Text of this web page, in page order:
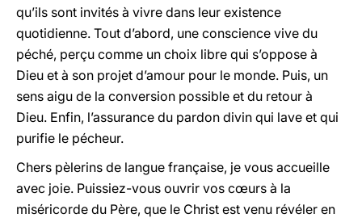
qu’ils sont invités à vivre dans leur existence
quotidienne. Tout d’abord, une conscience vive du
péché, perçu comme un choix libre qui s’oppose à
Dieu et à son projet d’amour pour le monde. Puis, un
sens aigu de la conversion possible et du retour à
Dieu. Enfin, l’assurance du pardon divin qui lave et qui
purifie le pécheur.
Chers pèlerins de langue française, je vous accueille
avec joie. Puissiez-vous ouvrir vos cœurs à la
miséricorde du Père, que le Christ est venu révéler en